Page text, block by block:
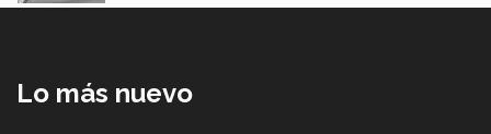
Lo más nuevo